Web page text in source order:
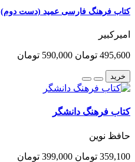
کتاب فرهنگ فارسی عمید (دست دوم)
امیرکبیر
495,600 تومان 590,000 تومان
خرید
کتاب فرهنگ دانشگر
حافظ نوین
359,100 تومان 399,000 تومان